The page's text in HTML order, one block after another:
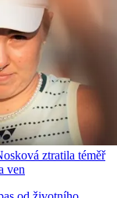
ztratila téměř
ven